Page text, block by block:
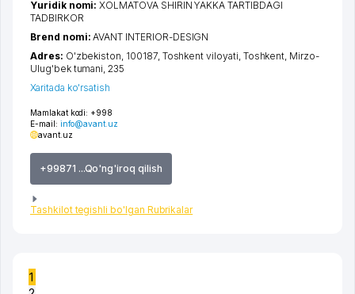
Mamlakat kodi: +998
E-mail: info@avant.uz
avant.uz
+99871 ...Qo'ng'iroq qilish
Tashkilot tegishli bo'lgan Rubrikalar
Yuridik nomi:XOLMATOVA SHIRIN YAKKA TARTIBDAGI
TADBIRKOR
Brend nomi:AVANT INTERIOR-DESIGN
Adres: O'zbekiston, 100187, Toshkent viloyati, Toshkent, Mirzo-
Ulug'bek tumani, 235
Xaritada ko'rsatish
1